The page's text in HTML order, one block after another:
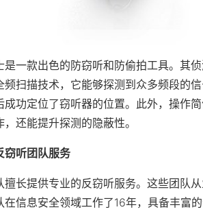
是一款出色的防窃听和防偷拍工具。其
频扫描技术，它能够探测到众多频段的
成功定位了窃听器的位置。此外，操作
还能提升探测的隐蔽性。
窃听团队服务
擅长提供专业的反窃听服务。这些团队
在信息安全领域工作了16年，具备丰富